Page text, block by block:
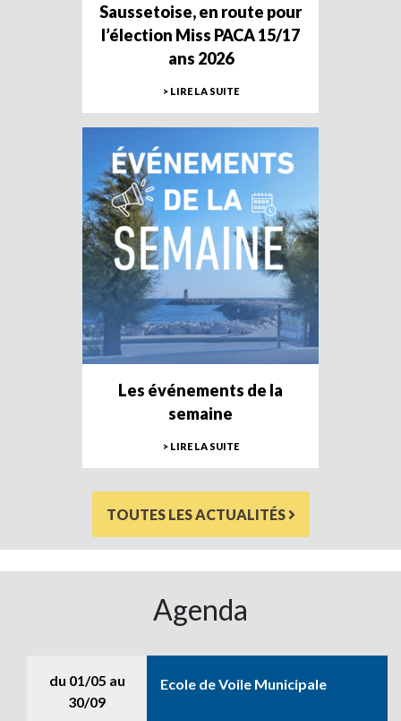
Saussetoise, en route pour
l’élection Miss PACA 15/17
ans 2026
> LIRE LA SUITE
Les événements de la
semaine
> LIRE LA SUITE
TOUTES LES ACTUALITÉS
Agenda
du 01/05 au
30/09
Ecole de Voile Municipale